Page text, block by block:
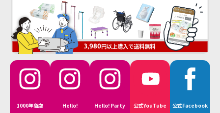
1000年商店 Hello! Hello! Party 公式YouTube 公式Facebook